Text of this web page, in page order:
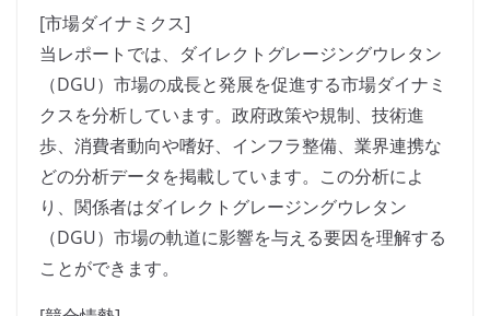
[市場ダイナミクス]
当レポートでは、ダイレクトグレージングウレタン
（DGU）市場の成長と発展を促進する市場ダイナミ
クスを分析しています。政府政策や規制、技術進
歩、消費者動向や嗜好、インフラ整備、業界連携な
どの分析データを掲載しています。この分析によ
り、関係者はダイレクトグレージングウレタン
（DGU）市場の軌道に影響を与える要因を理解する
ことができます。